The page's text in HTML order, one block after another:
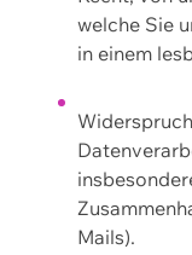
welche Sie
in einem
Mails).